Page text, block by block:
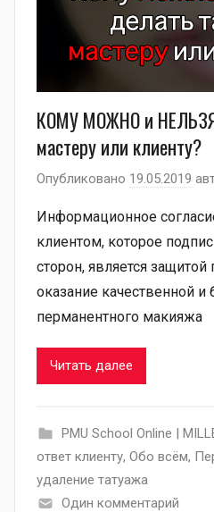
КОМУ МОЖНО и НЕЛЬЗЯ
мастеру или клиенту?
Опубликовано 19.05.2019
Информационное
клиентом, которое
сторон, является защитой
оказание качественной и
перманентного макияжа
Читать далее
PMU School Online |
ответ клиенту, Обо всём,
удаление татуажа
Один комментарий